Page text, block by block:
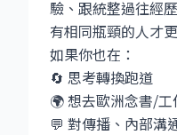
驗、跟統整過往經
有相同瓶頸的人才
如果你也在：
🔄 思考轉換跑道
🌍 想去歐洲念書/工
💬 對傳播、內部溝